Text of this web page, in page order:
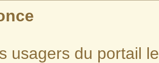
usagers du portail